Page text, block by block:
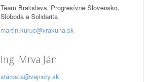
Team Bratislava, Progresívne Slovensko,
Sloboda a Solidarita
martin.kuruc@vrakuna.sk
Ing. Mrva Ján
starosta@vajnory.sk